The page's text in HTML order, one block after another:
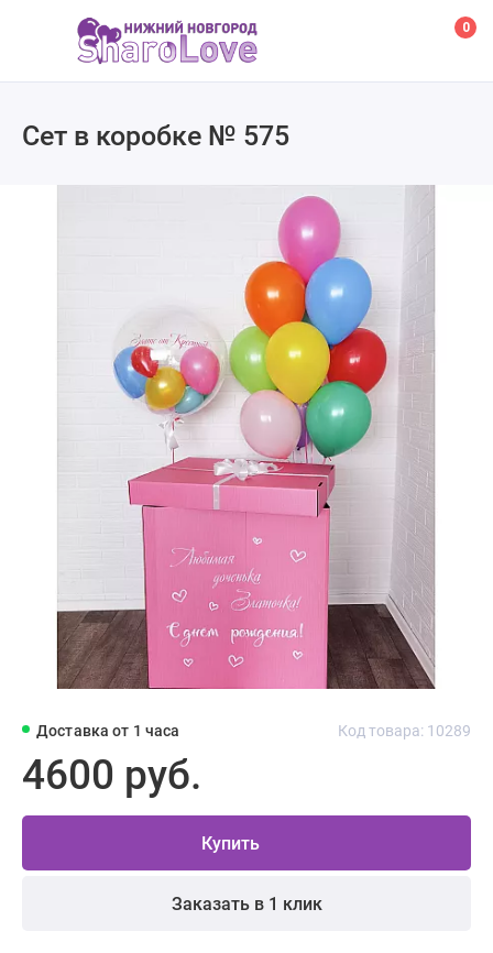
0
Сет в коробке № 575
Доставка от 1 часа Код товара: 10289
4600 руб.
Купить
Заказать в 1 клик